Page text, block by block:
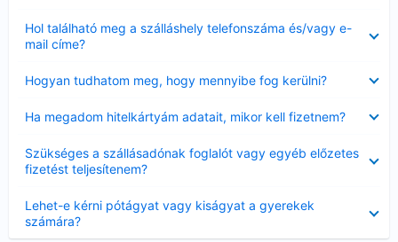
Hol található meg a szálláshely telefonszáma és/vagy e-
mail címe?
Hogyan tudhatom meg, hogy mennyibe fog kerülni?
Ha megadom hitelkártyám adatait, mikor kell fizetnem?
Szükséges a szállásadónak foglalót vagy egyéb előzetes
fizetést teljesítenem?
Lehet-e kérni pótágyat vagy kiságyat a gyerekek
számára?